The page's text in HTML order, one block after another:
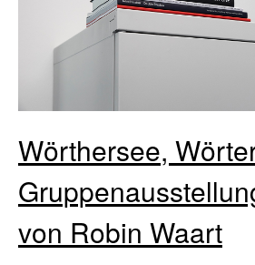
Wörthersee,
von Robin Waart